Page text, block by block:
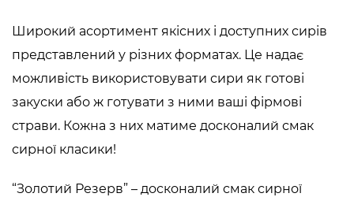
Широкий асортимент якісних і доступних сирів
представлений у різних форматах. Це надає
можливість використовувати сири як готові
закуски або ж готувати з ними ваші фірмові
страви. Кожна з них матиме досконалий смак
сирної класики!
“Золотий Резерв” – досконалий смак сирної